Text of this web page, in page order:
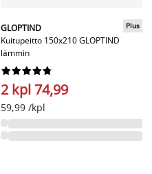
GLOPTIND
Kuitupeitto 150x210 GLOPTIND
lämmin
Plus






2 kpl 74,99
59,99 /kpl